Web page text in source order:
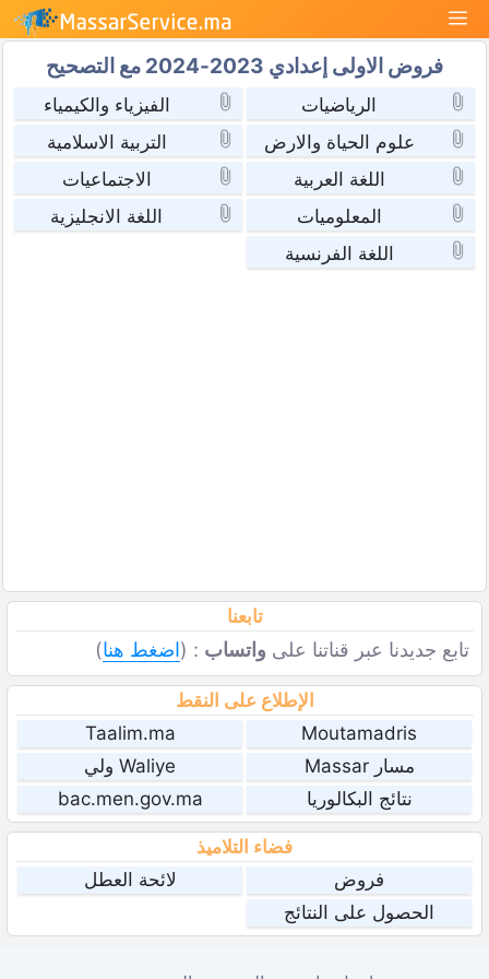
انتقل
إلى
المحتوى
القائمة
فروض الاولى إعدادي 2023-2024 مع التصحيح
الرياضيات
الفيزياء والكيمياء
علوم الحياة والارض
التربية الاسلامية
اللغة العربية
الاجتماعيات
المعلوميات
اللغة الانجليزية
اللغة الفرنسية
تابعنا
تابع جديدنا عبر قناتنا على واتساب : (اضغط هنا)
الإطلاع على النقط
Moutamadris
Taalim.ma
مسار Massar
Waliye ولي
نتائج البكالوريا
bac.men.gov.ma
فضاء التلاميذ
فروض
لائحة العطل
الحصول على النتائج